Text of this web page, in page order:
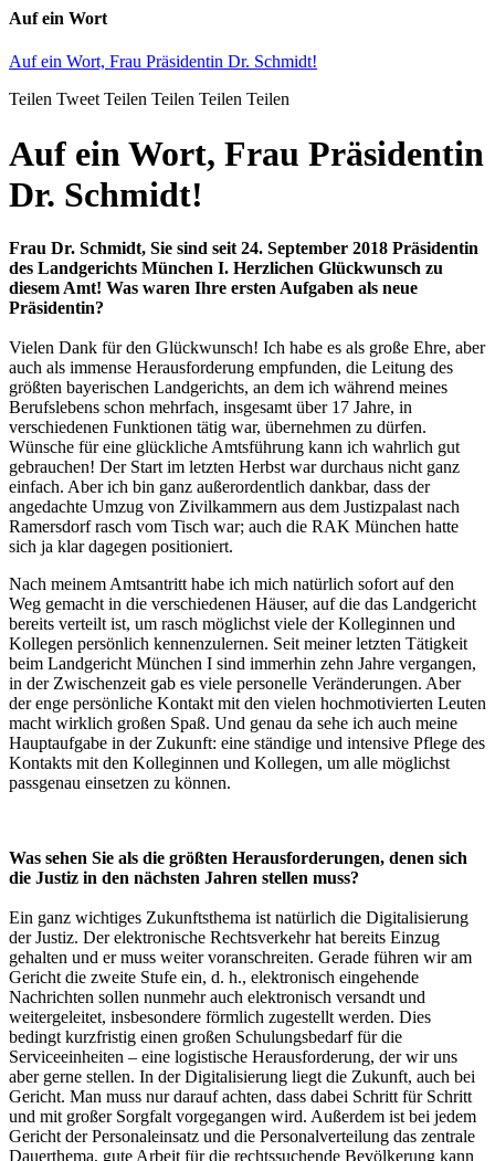
Auf ein Wort
Auf ein Wort, Frau Präsidentin Dr. Schmidt!
Teilen Tweet Teilen Teilen Teilen Teilen
Auf ein Wort, Frau Präsidentin
Dr. Schmidt!
Frau Dr. Schmidt, Sie sind seit 24. September 2018 Präsidentin
des Landgerichts München I. Herzlichen Glückwunsch zu
diesem Amt! Was waren Ihre ersten Aufgaben als neue
Präsidentin?
Vielen Dank für den Glückwunsch! Ich habe es als große Ehre, aber
auch als immense Herausforderung empfunden, die Leitung des
größten bayerischen Landgerichts, an dem ich während meines
Berufslebens schon mehrfach, insgesamt über 17 Jahre, in
verschiedenen Funktionen tätig war, übernehmen zu dürfen.
Wünsche für eine glückliche Amtsführung kann ich wahrlich gut
gebrauchen! Der Start im letzten Herbst war durchaus nicht ganz
einfach. Aber ich bin ganz außerordentlich dankbar, dass der
angedachte Umzug von Zivilkammern aus dem Justizpalast nach
Ramersdorf rasch vom Tisch war; auch die RAK München hatte
sich ja klar dagegen positioniert.
Nach meinem Amtsantritt habe ich mich natürlich sofort auf den
Weg gemacht in die verschiedenen Häuser, auf die das Landgericht
bereits verteilt ist, um rasch möglichst viele der Kolleginnen und
Kollegen persönlich kennenzulernen. Seit meiner letzten Tätigkeit
beim Landgericht München I sind immerhin zehn Jahre vergangen,
in der Zwischenzeit gab es viele personelle Veränderungen. Aber
der enge persönliche Kontakt mit den vielen hochmotivierten Leuten
macht wirklich großen Spaß. Und genau da sehe ich auch meine
Hauptaufgabe in der Zukunft: eine ständige und intensive Pflege des
Kontakts mit den Kolleginnen und Kollegen, um alle möglichst
passgenau einsetzen zu können.
Was sehen Sie als die größten Herausforderungen, denen sich
die Justiz in den nächsten Jahren stellen muss?
Ein ganz wichtiges Zukunftsthema ist natürlich die Digitalisierung
der Justiz. Der elektronische Rechtsverkehr hat bereits Einzug
gehalten und er muss weiter voranschreiten. Gerade führen wir am
Gericht die zweite Stufe ein, d. h., elektronisch eingehende
Nachrichten sollen nunmehr auch elektronisch versandt und
weitergeleitet, insbesondere förmlich zugestellt werden. Dies
bedingt kurzfristig einen großen Schulungsbedarf für die
Serviceeinheiten – eine logistische Herausforderung, der wir uns
aber gerne stellen. In der Digitalisierung liegt die Zukunft, auch bei
Gericht. Man muss nur darauf achten, dass dabei Schritt für Schritt
und mit großer Sorgfalt vorgegangen wird. Außerdem ist bei jedem
Gericht der Personaleinsatz und die Personalverteilung das zentrale
Dauerthema, gute Arbeit für die rechtssuchende Bevölkerung kann